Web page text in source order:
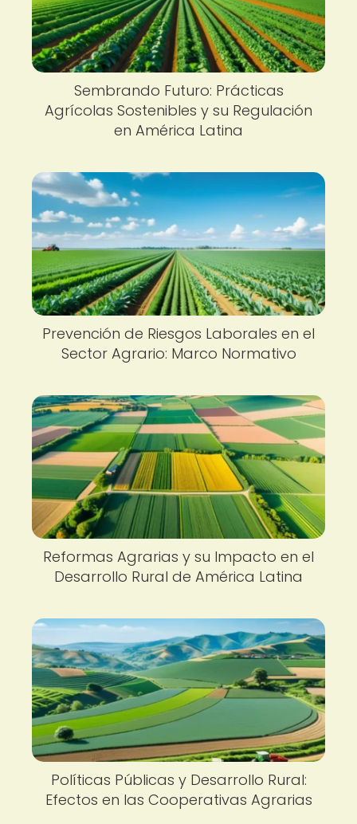
Sembrando Futuro: Prácticas
Agrícolas Sostenibles y su Regulación
en América Latina
Prevención de Riesgos Laborales en el
Sector Agrario: Marco Normativo
Reformas Agrarias y su Impacto en el
Desarrollo Rural de América Latina
Políticas Públicas y Desarrollo Rural:
Efectos en las Cooperativas Agrarias